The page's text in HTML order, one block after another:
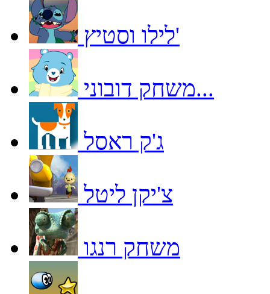
לילו וסטיץ'
משחק דובוני...
ג'ק ראסל
צ'יקן ליטל
משחק רנגו